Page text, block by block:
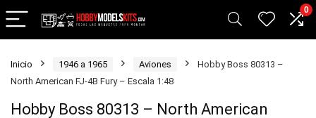
0
Inicio 1946 a 1965 Aviones
Hobby Boss 80313 –
North American FJ-4B Fury – Escala 1:48
Hobby Boss 80313 – North American